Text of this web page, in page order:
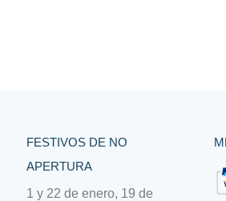
FESTIVOS DE NO
APERTURA
1 y 22 de enero, 19 de